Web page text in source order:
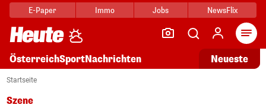
E-Paper Immo Jobs NewsFlix
ÖsterreichSportNachrichten Neueste
Startseite
Szene